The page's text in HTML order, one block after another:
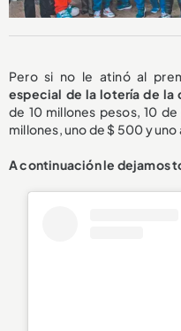
Pero si no le atinó al
especial de la lotería de la
de 10 millones pesos, 10
millones, uno de $ 500 y
A continuación le dejamos